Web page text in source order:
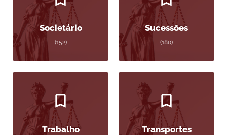
Societário
(152)
Sucessões
(180)
Trabalho Transportes